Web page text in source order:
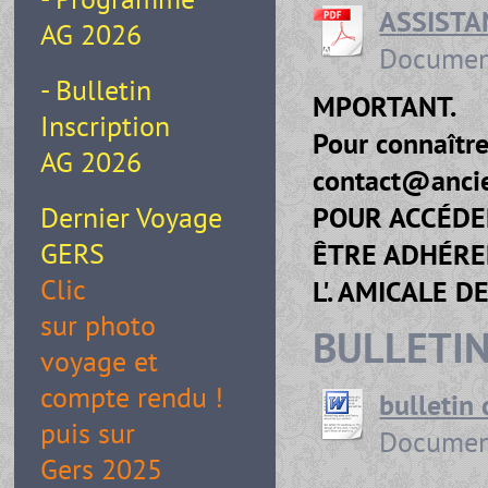
AG 2026
- Bulletin
Inscription
AG 2026
Dernier Voyage
GERS
Clic
sur photo
voyage et
compte rendu !
puis sur
Gers 2025
MPORTANT.
Pour
POUR
ÊTRE
L'. AMICALE
bulletin